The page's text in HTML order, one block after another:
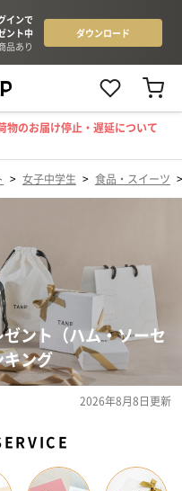
物のお届け停止・遅延について
> 女子中学生 > 食品・スイーツ
ント（ハム・ソーセ
ング
2026年8月8日更新